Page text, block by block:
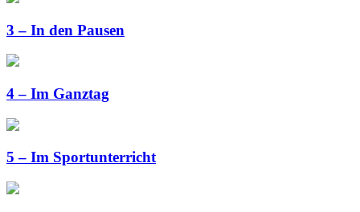
3 – In den Pausen
4 – Im Ganztag
5 – Im Sportunterricht